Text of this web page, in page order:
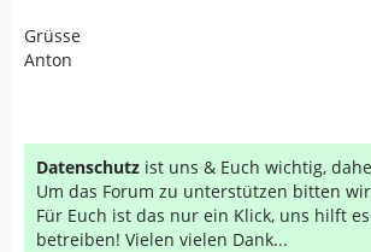
Grüsse
Anton
Datenschutz ist uns & Euch wichtig,
Um das Forum zu unterstützen bitten
Für Euch ist das nur ein Klick, uns hilft
betreiben! Vielen vielen Dank...